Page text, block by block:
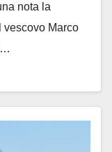
nota la
vescovo Marco